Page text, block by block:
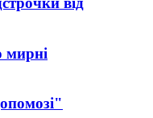
мирні